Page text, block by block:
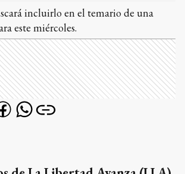
incluirlo en el temario de una
este miércoles.